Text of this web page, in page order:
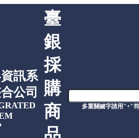
訊系
公司
臺
銀
採
購
商
多重關鍵字請用"+"